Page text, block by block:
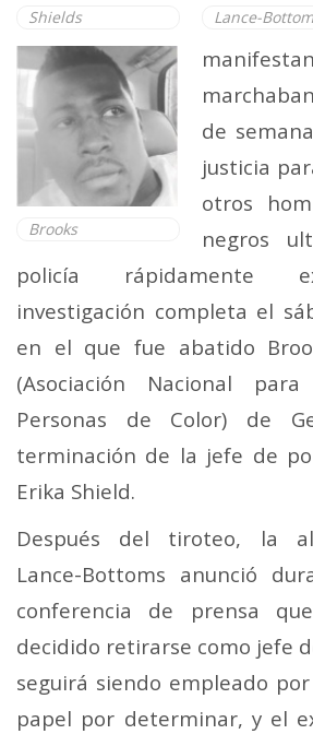
Shields Lance-
Brooks
de
justicia
otros
negros
policía rápidamente
investigación completa el
en el que fue abatido
(Asociación Nacional
Personas de Color) de
terminación de la jefe de
Erika Shield.
Después del tiroteo, la
Lance-Bottoms anunció
conferencia de prensa
decidido retirarse como jefe
seguirá siendo empleado
papel por determinar, y el